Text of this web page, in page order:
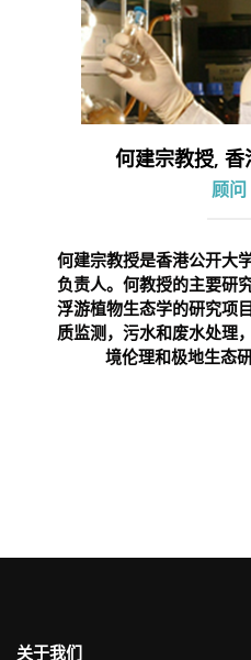
何建宗教授,
顾问
何建宗教授是香港公开大
负责人。何教授的主要研
浮游植物生态学的研究项
质监测，污水和废水处理
境伦理和极地生态
关于我们